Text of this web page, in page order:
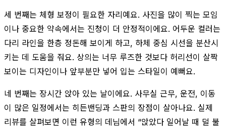
세 번째는 체형 보정이 필요한 자리예요. 사진을 많이 찍는 모임
이나 중요한 약속에서는 진청이 더 안정적이에요. 어두운 컬러는
다리 라인을 한층 정돈해 보이게 하고, 하체 중심 시선을 분산시
키는 데 도움을 줘요. 상의는 너무 루즈한 것보다 허리선이 살짝
보이는 디자인이나 앞부분만 넣어 입는 스타일이 예뻐요.
네 번째는 장시간 앉아 있는 날이에요. 사무실 근무, 운전, 이동
이 많은 일정에서는 히든밴딩과 스판의 장점이 살아나요. 실제
리뷰를 살펴보면 이런 유형의 데님에서 “앉았다 일어날 때 덜 불